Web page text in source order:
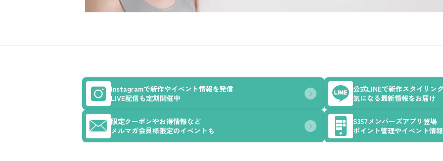
Instagramで新作やイベント情報を発信
LIVE配信も定期開催中
公式LINEで新作スタイリン
気になる最新情報をお届け
限定クーポンやお得情報など
メルマガ会員様限定のイベントも
S357メンバーズアプリ登場
ポイント管理やイベント情